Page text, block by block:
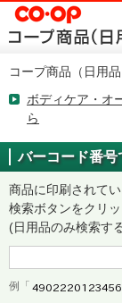
コープ商品（日用
ボディケア・オ
ら
バーコード番号
商品に印刷されて
検索ボタンをクリ
(日用品のみ検索す
例「